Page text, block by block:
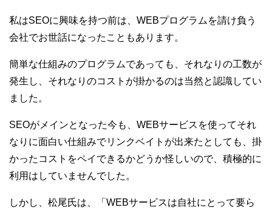
私はSEOに興味を持つ前は、WEBプログラムを請け負う
会社でお世話になったこともあります。
簡単な仕組みのプログラムであっても、それなりの工数が
発生し、それなりのコストが掛かるのは当然と認識してい
ました。
SEOがメインとなった今も、WEBサービスを使ってそれ
なりに面白い仕組みでリンクベイトが出来たとしても、掛
かったコストをペイできるかどうか怪しいので、積極的に
利用はしていませんでした。
しかし、松尾氏は、「WEBサービスは自社にとって要ら